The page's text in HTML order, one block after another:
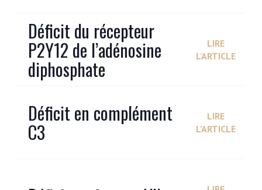
Déficit du récepteur
P2Y12 de l’adénosine
diphosphate
LIRE
L'ARTICLE
Déficit en complément
C3
LIRE
L'ARTICLE